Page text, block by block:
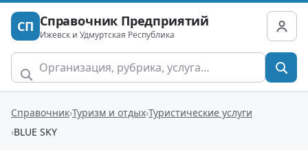
СП Справочник Предприятий
Ижевск и Удмуртская Республика
Справочник Туризм и отдых Туристические услуги
BLUE SKY